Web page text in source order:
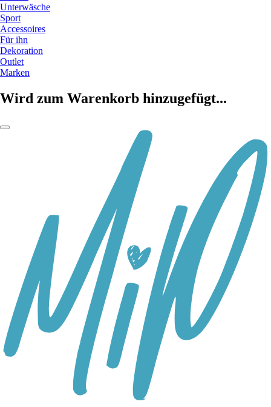
Unterwäsche
Sport
Accessoires
Für ihn
Dekoration
Outlet
Marken
Wird zum Warenkorb hinzugefügt...